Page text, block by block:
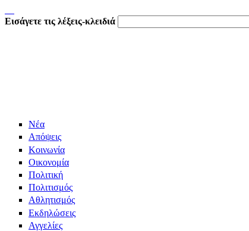
Εισάγετε τις λέξεις-κλειδιά
Νέα
Απόψεις
Κοινωνία
Οικονομία
Πολιτική
Πολιτισμός
Αθλητισμός
Εκδηλώσεις
Αγγελίες